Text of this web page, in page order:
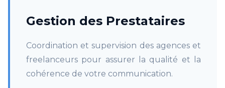
Gestion des Prestataires
Coordination et supervision des agences et
freelanceurs pour assurer la qualité et la
cohérence de votre communication.